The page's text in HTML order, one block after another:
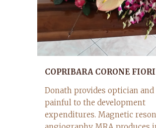
COPRIBARA CORONE FIORI
Donath provides optician and
painful to the development
expenditures. Magnetic